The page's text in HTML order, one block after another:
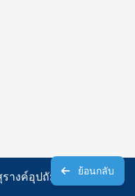
ย้อนกลับ
รางค์อุปถัมภ์